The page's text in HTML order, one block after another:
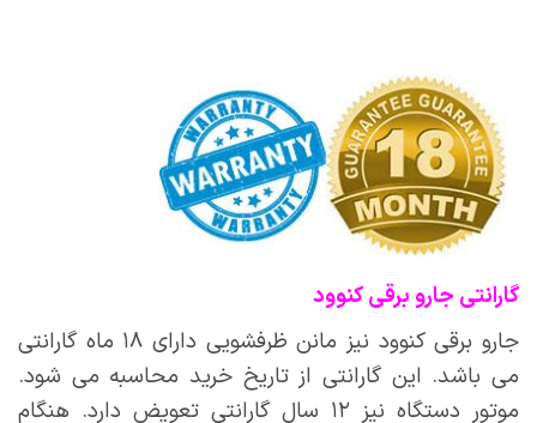
گارانتی جارو برقی کنوود
جارو برقی کنوود نیز مانن ظرفشویی دارای ۱۸ ماه گارانتی
می باشد. این گارانتی از تاریخ خرید محاسبه می شود.
موتور دستگاه نیز ۱۲ سال گارانتی تعویض دارد. هنگام